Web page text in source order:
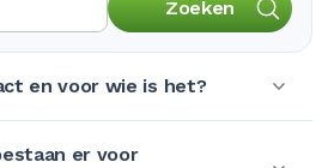
Zoeken
en voor wie is het?
er voor